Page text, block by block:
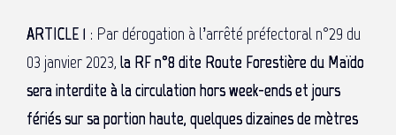
ARTICLE 1 : Par dérogation à l’arrêté préfectoral n°29 du
03 janvier 2023, la RF n°8 dite Route Forestière du Maïdo
sera interdite à la circulation hors week-ends et jours
fériés sur sa portion haute, quelques dizaines de mètres